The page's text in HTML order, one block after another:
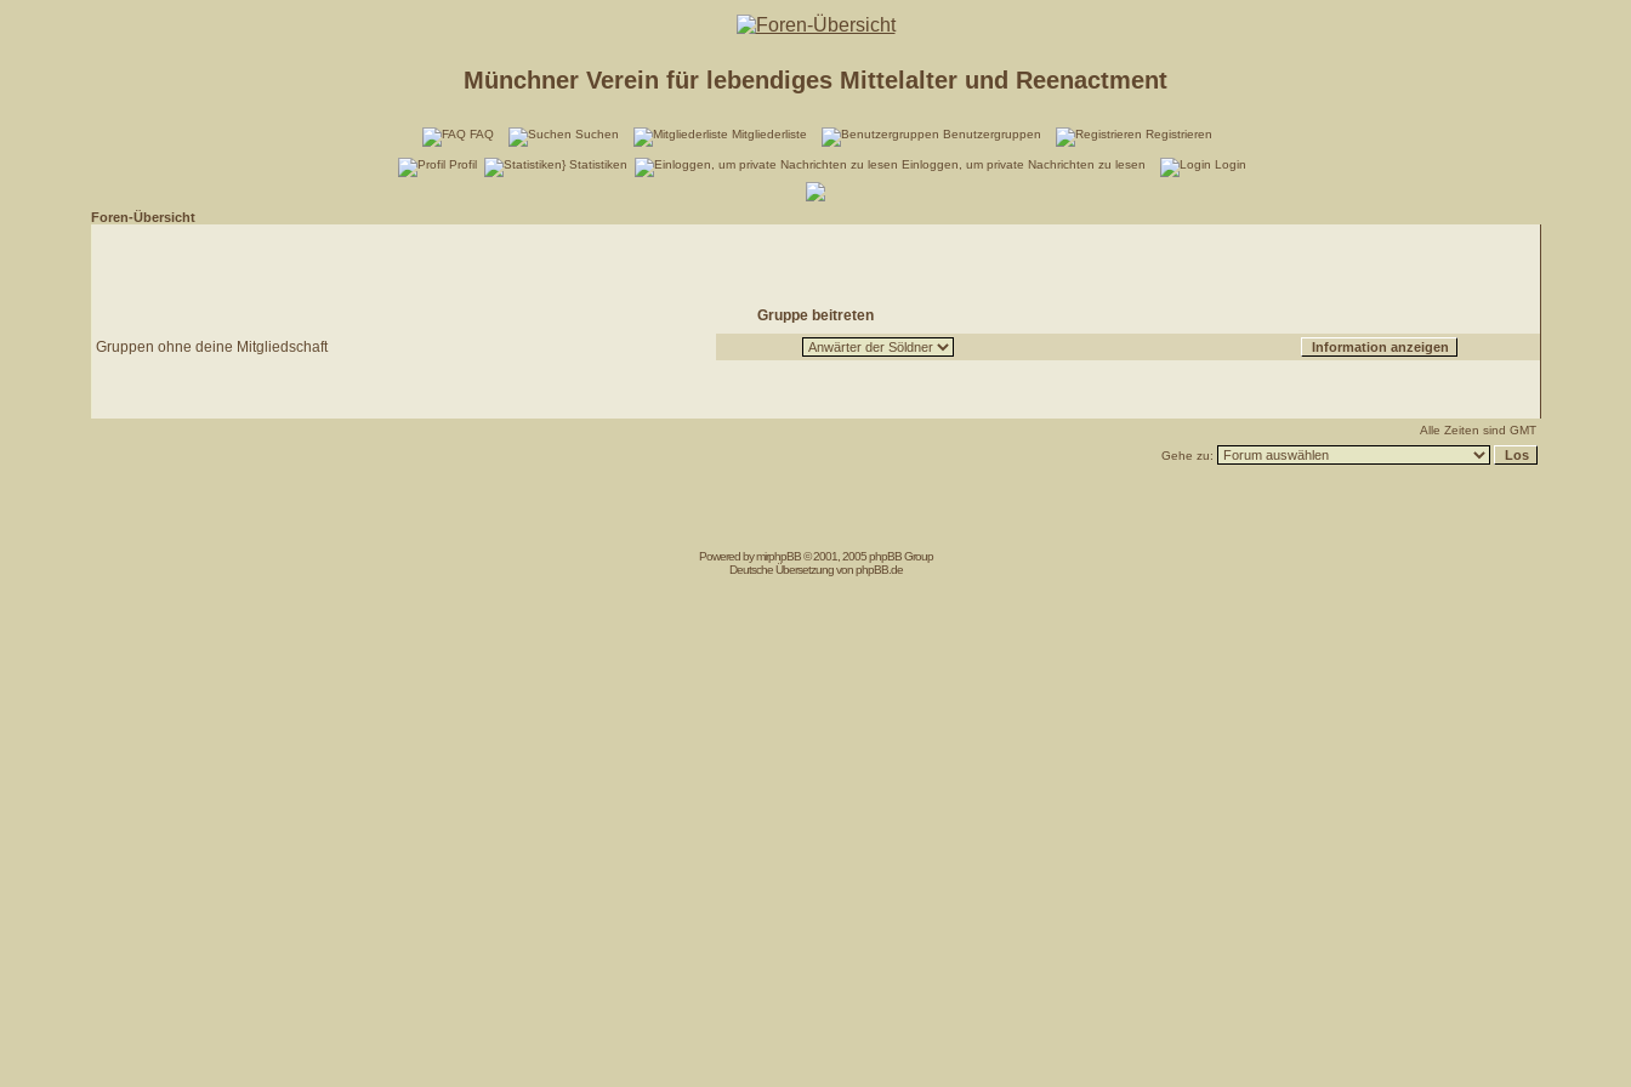
Münchner Verein für lebendiges Mittelalter und Reenactment
FAQ Suchen Mitgliederliste Benutzergruppen Registrieren
Profil Statistiken Einloggen, um private Nachrichten zu lesen Login
Foren-Übersicht
Gruppe beitreten
Gruppen ohne deine Mitgliedschaft
Alle Zeiten sind GMT
Gehe zu:
Powered by mirphpBB© 2001, 2005 phpBB Group
Deutsche Übersetzung vonphpBB.de